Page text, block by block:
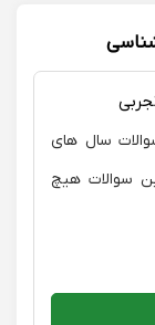
که می تونم
تمامی سوالات سال های
سوالات هیچ